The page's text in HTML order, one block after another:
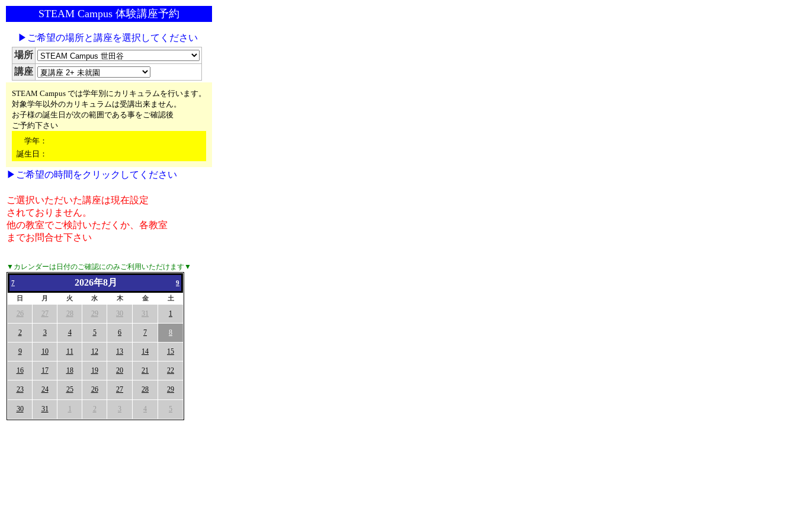
STEAM Campus 体験講座予約
▶ご希望の場所と講座を選択してください
場所
講座
STEAM Campus では学年別にカリキュラムを行います。
対象学年以外のカリキュラムは受講出来ません。
お子様の誕生日が次の範囲である事をご確認後
ご予約下さい
学年：
誕生日：
▶ご希望の時間をクリックしてください
ご選択いただいた講座は現在設定
されておりません。
他の教室でご検討いただくか、各教室
までお問合せ下さい
▼カレンダーは日付のご確認にのみご利用いただけます▼
7 2026年8月 9
日 月 火 水 木 金 土
26 27 28 29 30 31 1
2 3 4 5 6 7 8
9 10 11 12 13 14 15
16 17 18 19 20 21 22
23 24 25 26 27 28 29
30 31 1 2 3 4 5